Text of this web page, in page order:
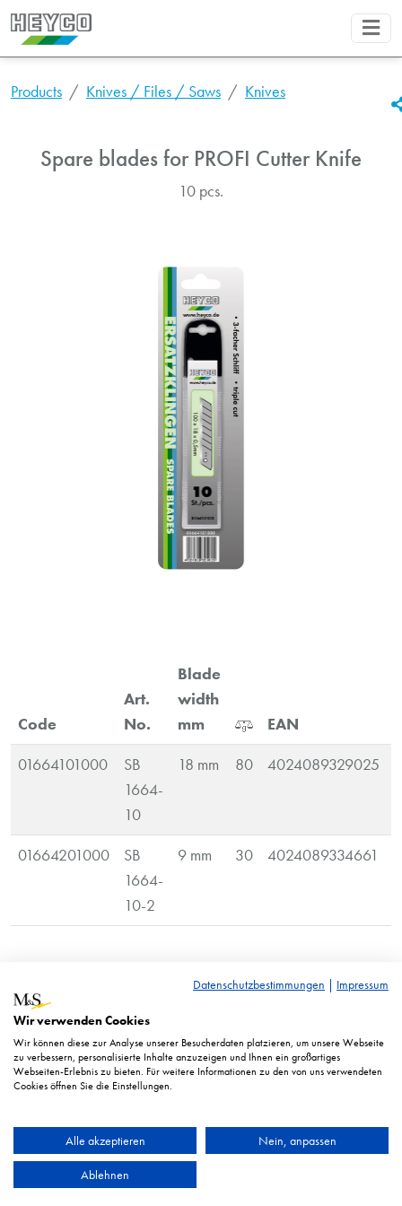
Products Knives / Files / Saws Knives
Spare blades for PROFI Cutter Knife
10 pcs.
Code
Art.
No.
Blade
width
mm
EAN
01664101000
SB
1664-
10
18 mm 80 4024089329025
01664201000
SB
1664-
10-2
9 mm 30 4024089334661
RRP* = Recommended retail price. Displayed prices in euro
excl. taxes.
Illustration similar. Technical changes reserved.
Datenschutzbestimmungen | Impressum
Wir verwenden Cookies
Wir können diese zur Analyse unserer Besucherdaten platzieren, um unsere Webseite
zu verbessern, personalisierte Inhalte anzuzeigen und Ihnen ein großartiges
Webseiten-Erlebnis zu bieten. Für weitere Informationen zu den von uns verwendeten
Cookies öffnen Sie die Einstellungen.
Alle akzeptieren Nein, anpassen
Ablehnen